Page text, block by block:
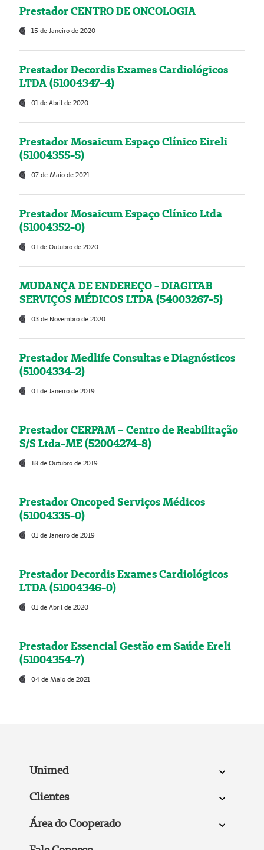
Prestador CENTRO DE ONCOLOGIA
15 de Janeiro de 2020
Prestador Decordis Exames Cardiológicos
LTDA (51004347-4)
01 de Abril de 2020
Prestador Mosaicum Espaço Clínico Eireli
(51004355-5)
07 de Maio de 2021
Prestador Mosaicum Espaço Clínico Ltda
(51004352-0)
01 de Outubro de 2020
MUDANÇA DE ENDEREÇO - DIAGITAB
SERVIÇOS MÉDICOS LTDA (54003267-5)
03 de Novembro de 2020
Prestador Medlife Consultas e Diagnósticos
(51004334-2)
01 de Janeiro de 2019
Prestador CERPAM – Centro de Reabilitação
S/S Ltda-ME (52004274-8)
18 de Outubro de 2019
Prestador Oncoped Serviços Médicos
(51004335-0)
01 de Janeiro de 2019
Prestador Decordis Exames Cardiológicos
LTDA (51004346-0)
01 de Abril de 2020
Prestador Essencial Gestão em Saúde Ereli
(51004354-7)
04 de Maio de 2021
Unimed
Clientes
Área do Cooperado